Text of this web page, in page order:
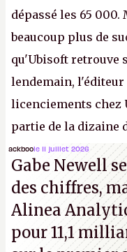
dépassé les 65
beaucoup plus de
qu'Ubisoft retrouve
lendemain,
licenciements chez
partie de la dizaine
travaillé sur cet
d'Ubisoft
ackboole 11 juillet 2026
Gabe Newell
des chiffres,
Alinea
pour 11,1